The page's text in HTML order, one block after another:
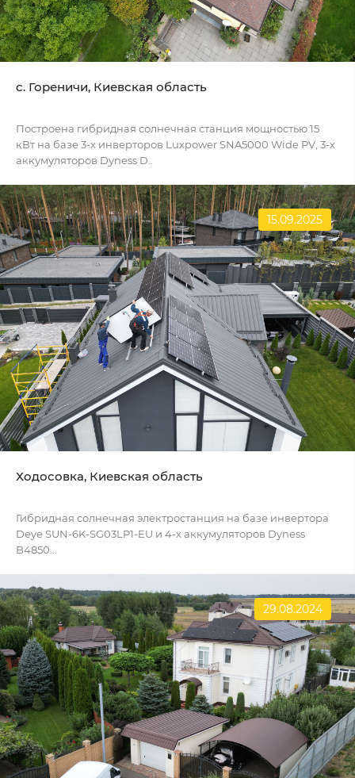
c. Гореничи, Киевская область
Построена гибридная солнечная станция мощностью 15
кВт на базе 3-х инверторов Luxpower SNA5000 Wide PV, 3-х
аккумуляторов Dyness D..
15.09.2025
Ходосовка, Киевская область
Гибридная солнечная электростанция на базе инвертора
Deye SUN-6K-SG03LP1-EU и 4-х аккумуляторов Dyness
B4850...
29.08.2024